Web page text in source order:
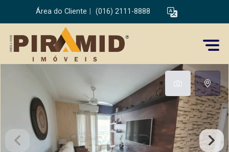
Área do Cliente (016) 2111-8888